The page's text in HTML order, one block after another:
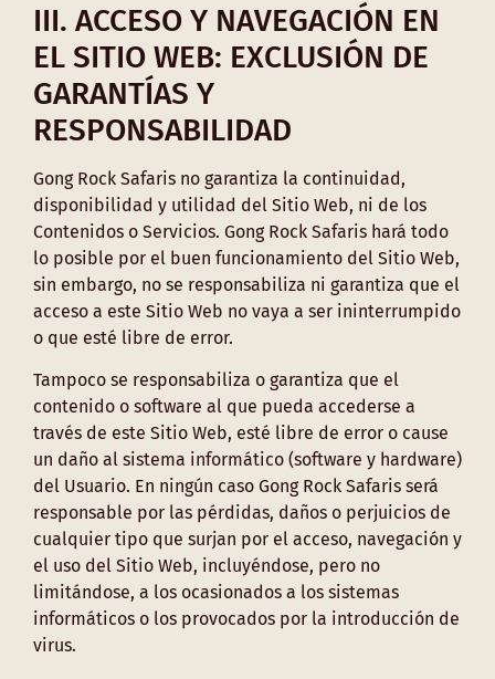
III. ACCESO Y NAVEGACIÓN EN
EL SITIO WEB: EXCLUSIÓN DE
GARANTÍAS Y
RESPONSABILIDAD
Gong Rock Safaris no garantiza la continuidad,
disponibilidad y utilidad del Sitio Web, ni de los
Contenidos o Servicios. Gong Rock Safaris hará todo
lo posible por el buen funcionamiento del Sitio Web,
sin embargo, no se responsabiliza ni garantiza que el
acceso a este Sitio Web no vaya a ser ininterrumpido
o que esté libre de error.
Tampoco se responsabiliza o garantiza que el
contenido o software al que pueda accederse a
través de este Sitio Web, esté libre de error o cause
un daño al sistema informático (software y hardware)
del Usuario. En ningún caso Gong Rock Safaris será
responsable por las pérdidas, daños o perjuicios de
cualquier tipo que surjan por el acceso, navegación y
el uso del Sitio Web, incluyéndose, pero no
limitándose, a los ocasionados a los sistemas
informáticos o los provocados por la introducción de
virus.